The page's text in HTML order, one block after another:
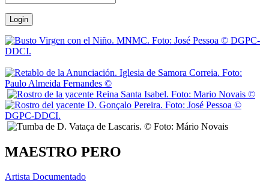
MAESTRO PERO
Artista Documentado